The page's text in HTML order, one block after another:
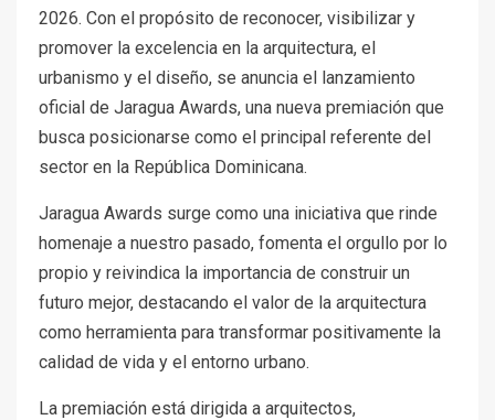
2026. Con el propósito de reconocer, visibilizar y
promover la excelencia en la arquitectura, el
urbanismo y el diseño, se anuncia el lanzamiento
oficial de Jaragua Awards, una nueva premiación que
busca posicionarse como el principal referente del
sector en la República Dominicana.
Jaragua Awards surge como una iniciativa que rinde
homenaje a nuestro pasado, fomenta el orgullo por lo
propio y reivindica la importancia de construir un
futuro mejor, destacando el valor de la arquitectura
como herramienta para transformar positivamente la
calidad de vida y el entorno urbano.
La premiación está dirigida a arquitectos,